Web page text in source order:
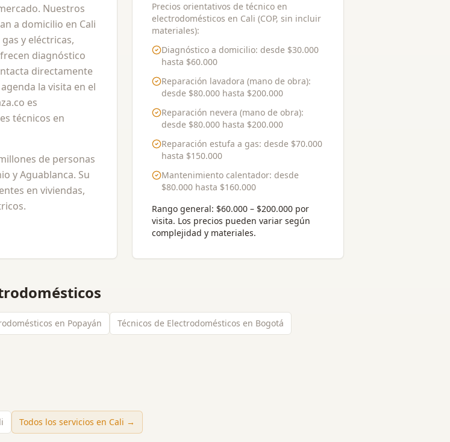
Nuestros
a domicilio en Cali
y eléctricas,
diagnóstico
directamente
la visita en el
es
técnicos en
de personas
y Aguablanca. Su
en viviendas,
Precios orientativos de técnico en
electrodomésticos en Cali (COP, sin incluir
materiales):
Diagnóstico a domicilio: desde $30.000
hasta $60.000
Reparación lavadora (mano de obra):
desde $80.000hasta $200.000
Reparación nevera (mano de obra):
desde $80.000hasta $200.000
Reparación estufa a gas: desde $70.000
hasta $150.000
Mantenimiento calentador: desde
$80.000hasta $160.000
Rango general: $60.000 – $200.000 por
visita. Los precios pueden variar según
complejidad y materiales.
en Popayán
Técnicos de Electrodomésticos en Bogotá
Todos los servicios en Cali →